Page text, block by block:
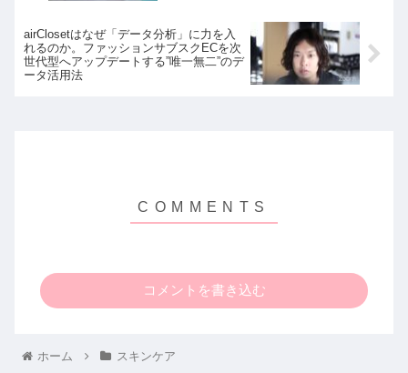
airClosetはなぜ「データ分析」に力を入
れるのか。ファッションサブスクECを次
世代型へアップデートする”唯一無二”のデ
ータ活用法
コメントを書き込む
ホーム スキンケア